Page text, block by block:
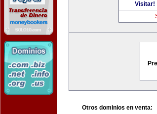
Visitar!
Otros dominios en venta: